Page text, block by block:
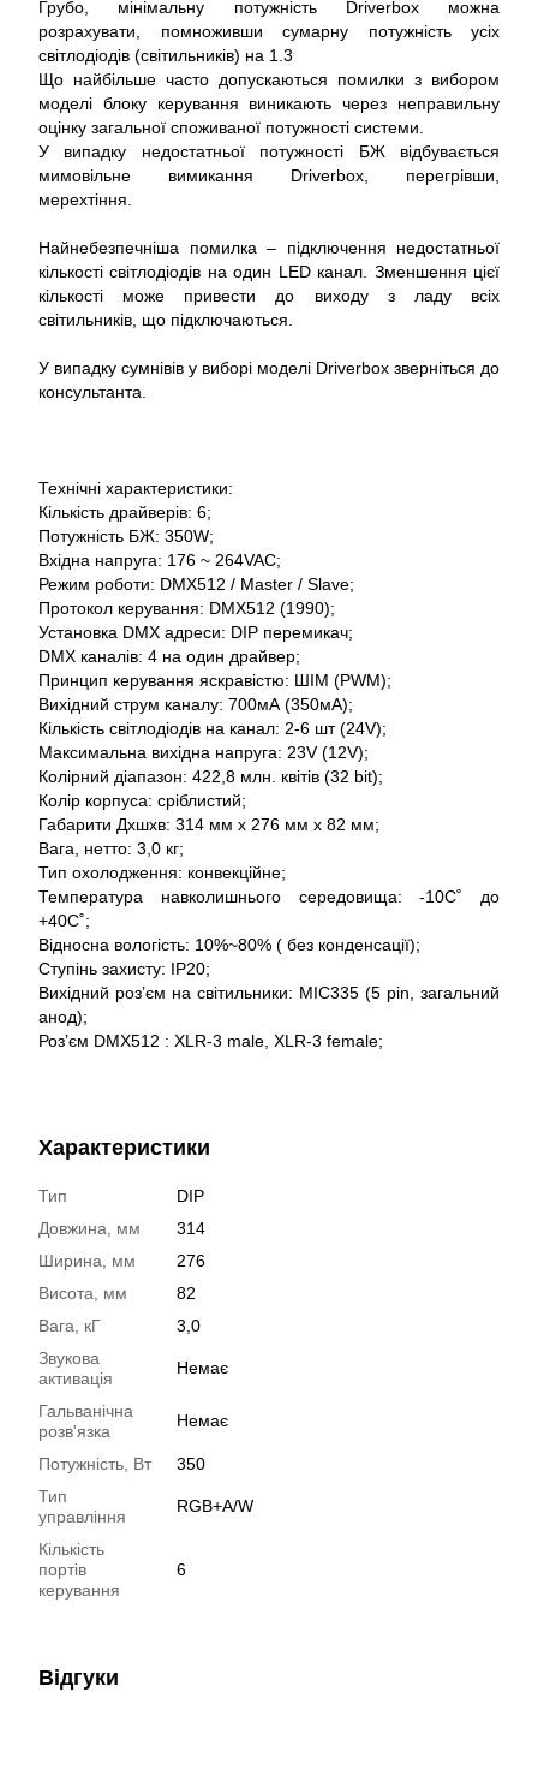
Грубо, мінімальну потужність Driverbox можна
розрахувати, помноживши сумарну потужність усіх
світлодіодів (світильників) на 1.3
Що найбільше часто допускаються помилки з вибором
моделі блоку керування виникають через неправильну
оцінку загальної споживаної потужності системи.
У випадку недостатньої потужності БЖ відбувається
мимовільне вимикання Driverbox, перегрівши,
мерехтіння.
Найнебезпечніша помилка – підключення недостатньої
кількості світлодіодів на один LED канал. Зменшення цієї
кількості може привести до виходу з ладу всіх
світильників, що підключаються.
У випадку сумнівів у виборі моделі Driverbox зверніться до
консультанта.
Технічні характеристики:
Кількість драйверів: 6;
Потужність БЖ: 350W;
Вхідна напруга: 176 ~ 264VAC;
Режим роботи: DMX512 / Master / Slave;
Протокол керування: DMX512 (1990);
Установка DMX адреси: DIP перемикач;
DMX каналів: 4 на один драйвер;
Принцип керування яскравістю: ШІМ (PWM);
Вихідний струм каналу: 700мА (350мА);
Кількість світлодіодів на канал: 2-6 шт (24V);
Максимальна вихідна напруга: 23V (12V);
Колірний діапазон: 422,8 млн. квітів (32 bit);
Колір корпуса: сріблистий;
Габарити Дхшхв: 314 мм х 276 мм х 82 мм;
Вага, нетто: 3,0 кг;
Тип охолодження: конвекційне;
Температура навколишнього середовища: -10С˚ до
+40С˚;
Відносна вологість: 10%~80% ( без конденсації);
Ступінь захисту: IP20;
Вихідний роз’єм на світильники: MIC335 (5 pin, загальний
анод);
Роз’єм DMX512 : XLR-3 male, XLR-3 female;
Характеристики
Тип
DIP
Довжина, мм
314
Ширина, мм
276
Висота, мм
82
Вага, кГ
3,0
Звукова
активація
Немає
Гальванічна
розв'язка
Немає
Потужність, Вт
350
Тип
управління
RGB+A/W
Кількість
портів
керування
6
Відгуки